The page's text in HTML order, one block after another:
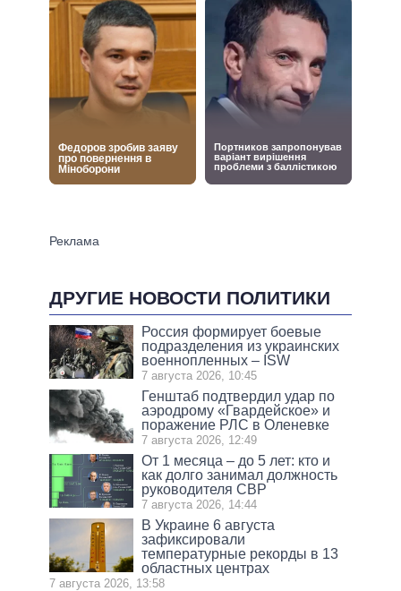
ДРУГИЕ НОВОСТИ ПОЛИТИКИ
Россия формирует боевые
подразделения из украинских
военнопленных – ISW
7 августа 2026, 10:45
Генштаб подтвердил удар по
аэродрому «Гвардейское» и
поражение РЛС в Оленевке
7 августа 2026, 12:49
От 1 месяца – до 5 лет: кто и
как долго занимал должность
руководителя СВР
7 августа 2026, 14:44
В Украине 6 августа
зафиксировали
температурные рекорды в 13
областных центрах
7 августа 2026, 13:58